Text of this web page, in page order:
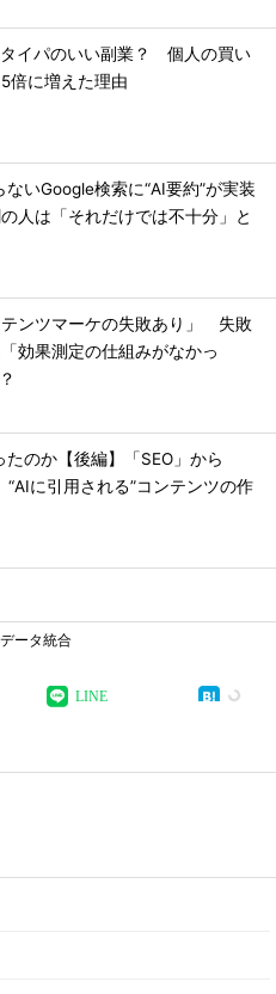
タイパのいい副業？ 個人の買い
倍に増えた理由
ないGoogle検索に“AI要約”が実装
人は「それだけでは不十分」と
ンツマーケの失敗あり」 失敗
効果測定の仕組みがなかっ
たのか【後編】「SEO」から
“AIに引用される”コンテンツの作
データ統合
LINE